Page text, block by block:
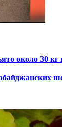
около 30 кг